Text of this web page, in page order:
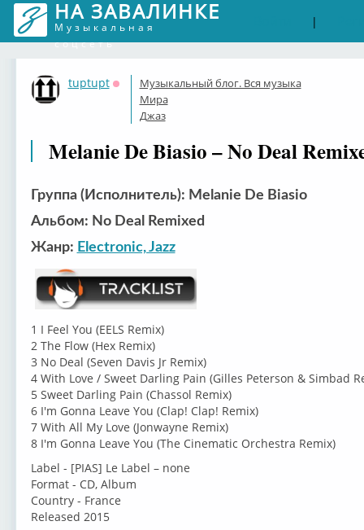
НА ЗАВАЛИНКЕ
Музыкальная
соцсеть
|
tuptupt
Оффлайн
Музыкальный блог. Вся музыка
Мира
Джаз
Melanie De Biasio – No Deal
Группа (Исполнитель): Melanie De Biasio
Альбом: No Deal Remixed
Жанр: Electronic, Jazz
1 I Feel You (EELS Remix)
2 The Flow (Hex Remix)
3 No Deal (Seven Davis Jr Remix)
4 With Love / Sweet Darling Pain (Gilles Peterson & Simbad
5 Sweet Darling Pain (Chassol Remix)
6 I'm Gonna Leave You (Clap! Clap! Remix)
7 With All My Love (Jonwayne Remix)
8 I'm Gonna Leave You (The Cinematic Orchestra Remix)
Label - [PIAS] Le Label – none
Format - CD, Album
Country - France
Released 2015